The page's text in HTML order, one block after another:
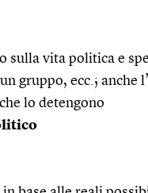
sulla vita politica e
gruppo, ecc.; anche
lo detengono